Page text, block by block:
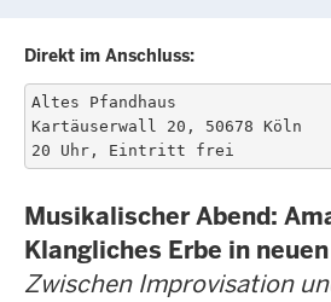
Direkt im Anschluss:
Altes Pfandhaus
Kartäuserwall 20, 50678 Köln
20 Uhr, Eintritt frei
Musikalischer Abend:
Klangliches Erbe in
Zwischen Improvisation